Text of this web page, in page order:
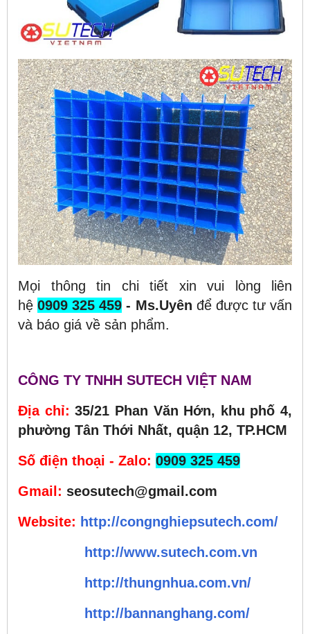
Mọi thông tin chi tiết xin vui lòng liên
hệ0909 325 459 - Ms.Uyên để được tư vấn
và báo giá về sản phẩm.
CÔNG TY TNHH SUTECH VIỆT NAM
Địa chỉ: 35/21 Phan Văn Hớn, khu phố 4,
phường Tân Thới Nhất, quận 12, TP.HCM
Số điện thoại - Zalo: 0909 325 459
Gmail: seosutech@gmail.com
Website: http://congnghiepsutech.com/
http://www.sutech.com.vn
http://thungnhua.com.vn/
http://bannanghang.com/